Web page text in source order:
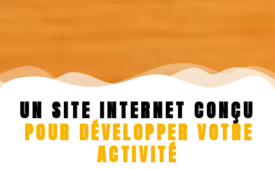
UN SITE INTERNET CONÇU
POUR DÉVELOPPER VOTRE
ACTIVITÉ